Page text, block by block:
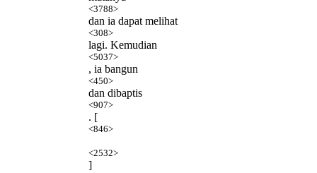
<3788>
dan ia dapat melihat
<308>
lagi. Kemudian
<5037>
, ia bangun
<450>
dan dibaptis
<907>
. [
<846>
<2532>
]